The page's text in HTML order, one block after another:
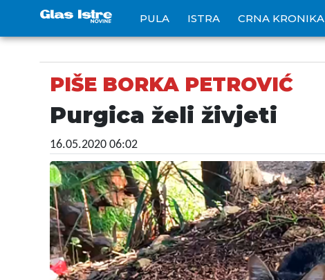
PULA ISTRA CRNA KRONIKA
PIŠE BORKA PETROVIĆ
Purgica želi živjeti
16.05.2020 06:02